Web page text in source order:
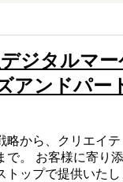
ジタルマ
アンドパー
略から、クリエイ
で。 お客様に寄り
トップで提供いたし